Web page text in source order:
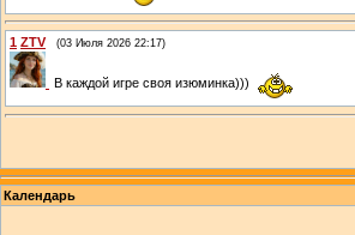
1 ZTV (03 Июля 2026 22:17)
В каждой игре своя изюминка)))
Календарь